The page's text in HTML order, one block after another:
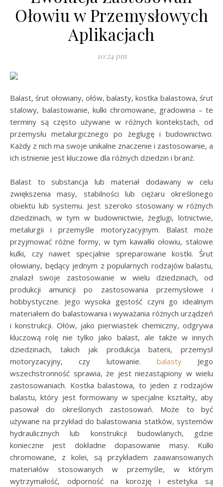
Ołowiu w Przemysłowych
Aplikacjach
10:24 pm
Balast, śrut ołowiany, ołów, balasty, kostka balastowa, śrut
stalowy, balastowanie, kulki chromowane, gradowina – te
terminy są często używane w różnych kontekstach, od
przemysłu metalurgicznego po żeglugę i budownictwo.
Każdy z nich ma swoje unikalne znaczenie i zastosowanie, a
ich istnienie jest kluczowe dla różnych dziedzin i branż.
Balast to substancja lub materiał dodawany w celu
zwiększenia masy, stabilności lub ciężaru określonego
obiektu lub systemu. Jest szeroko stosowany w różnych
dziedzinach, w tym w budownictwie, żeglugi, lotnictwie,
metalurgii i przemyśle motoryzacyjnym. Balast może
przyjmować różne formy, w tym kawałki ołowiu, stalowe
kulki, czy nawet specjalnie spreparowane kostki. Śrut
ołowiany, będący jednym z popularnych rodzajów balastu,
znalazł swoje zastosowanie w wielu dziedzinach, od
produkcji amunicji po zastosowania przemysłowe i
hobbystyczne. Jego wysoka gęstość czyni go idealnym
materiałem do balastowania i wyważania różnych urządzeń
i konstrukcji. Ołów, jako pierwiastek chemiczny, odgrywa
kluczową rolę nie tylko jako balast, ale także w innych
dziedzinach, takich jak produkcja baterii, przemysł
motoryzacyjny, czy lutowanie. balastyJego
wszechstronność sprawia, że jest niezastąpiony w wielu
zastosowaniach. Kostka balastowa, to jeden z rodzajów
balastu, który jest formowany w specjalne kształty, aby
pasował do określonych zastosowań. Może to być
używane na przykład do balastowania statków, systemów
hydraulicznych lub konstrukcji budowlanych, gdzie
konieczne jest dokładne dopasowanie masy. Kulki
chromowane, z kolei, są przykładem zaawansowanych
materiałów stosowanych w przemyśle, w którym
wytrzymałość, odporność na korozję i estetyka są